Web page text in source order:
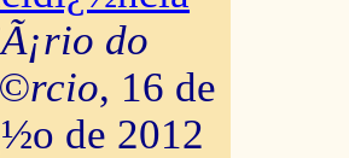
do
, 16 de
de 2012